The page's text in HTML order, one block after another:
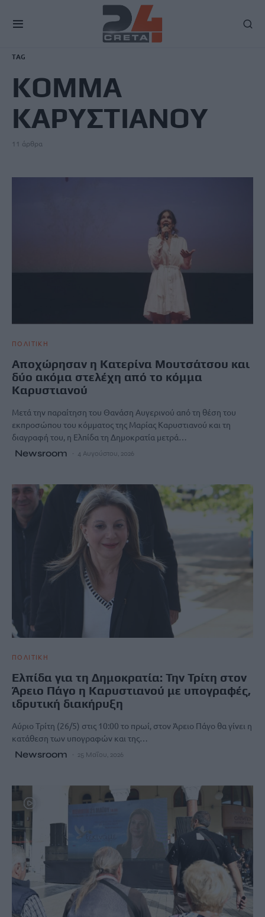
TAG
ΚΟΜΜΑ
ΚΑΡΥΣΤΙΑΝΟΥ
11 άρθρα
ΠΟΛΙΤΙΚΗ
Αποχώρησαν η Κατερίνα Μουτσάτσου και
δύο ακόμα στελέχη από το κόμμα
Καρυστιανού
Μετά την παραίτηση του Θανάση Αυγερινού από τη θέση του
εκπροσώπου του κόμματος της Μαρίας Καρυστιανού και τη
διαγραφή του, η Ελπίδα τη Δημοκρατία μετρά…
Newsroom 4 Αυγούστου, 2026
ΠΟΛΙΤΙΚΗ
Ελπίδα για τη Δημοκρατία: Την Τρίτη στον
Άρειο Πάγο η Καρυστιανού με υπογραφές,
ιδρυτική διακήρυξη
Αύριο Τρίτη (26/5) στις 10:00 το πρωί, στον Άρειο Πάγο θα γίνει η
κατάθεση των υπογραφών και της…
Newsroom 25 Μαΐου, 2026